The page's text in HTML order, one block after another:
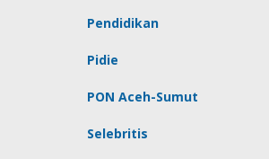
Pendidikan
Pidie
PON Aceh-Sumut
Selebritis